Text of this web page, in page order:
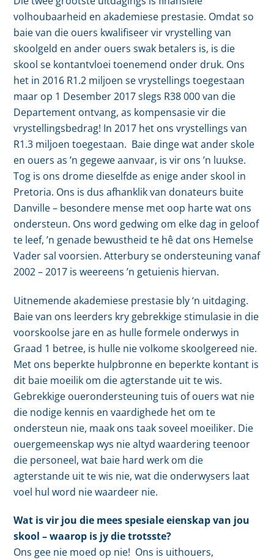
volhoubaarheid en akademiese prestasie. Omdat so
baie van die ouers kwalifiseer vir vrystelling van
skoolgeld en ander ouers swak betalers is, is die
skool se kontantvloei toenemend onder druk. Ons
het in 2016 R1.2 miljoen se vrystellings toegestaan
maar op 1 Desember 2017 slegs R38 000 van die
Departement ontvang, as kompensasie vir die
vrystellingsbedrag! In 2017 het ons vrystellings van
R1.3 miljoen toegestaan. Baie dinge wat ander skole
en ouers as ’n gegewe aanvaar, is vir ons ’n luukse.
Tog is ons drome dieselfde as enige ander skool in
Pretoria. Ons is dus afhanklik van donateurs buite
Danville – besondere mense met oop harte wat ons
ondersteun. Ons word gedwing om elke dag in geloof
te leef, ’n genade bewustheid te hê dat ons Hemelse
Vader sal voorsien. Atterbury se ondersteuning vanaf
2002 – 2017 is weereens ’n getuienis hiervan.
Uitnemende akademiese prestasie bly ‘n uitdaging.
Baie van ons leerders kry gebrekkige stimulasie in die
voorskoolse jare en as hulle formele onderwys in
Graad 1 betree, is hulle nie volkome skoolgereed nie.
Met ons beperkte hulpbronne en beperkte kontant is
dit baie moeilik om die agterstande uit te wis.
Gebrekkige ouerondersteuning tuis of ouers wat nie
die nodige kennis en vaardighede het om te
ondersteun nie, maak ons taak soveel moeiliker. Die
ouergemeenskap wys nie altyd waardering teenoor
die personeel, wat baie hard werk om die
agterstande uit te wis nie, wat die onderwysers laat
voel hul word nie waardeer nie.
Wat is vir jou die mees spesiale eienskap van jou
skool – waarop is jy die trotsste?
Ons gee nie moed op nie! Ons is uithouers,